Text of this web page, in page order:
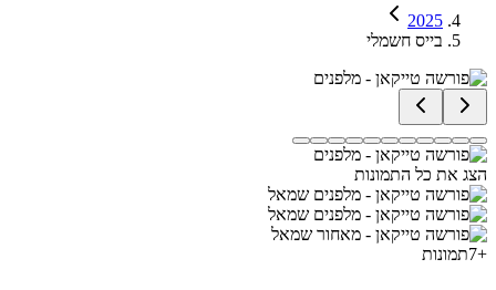
2025
בייס חשמלי
הצג את כל התמונות
+
7תמונות